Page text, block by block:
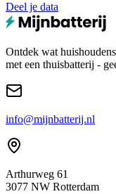
Deel je data
Ontdek wat
met een thuisbatterij -
info@mijnbatterij.nl
Arthurweg 61
3077 NW Rotterdam